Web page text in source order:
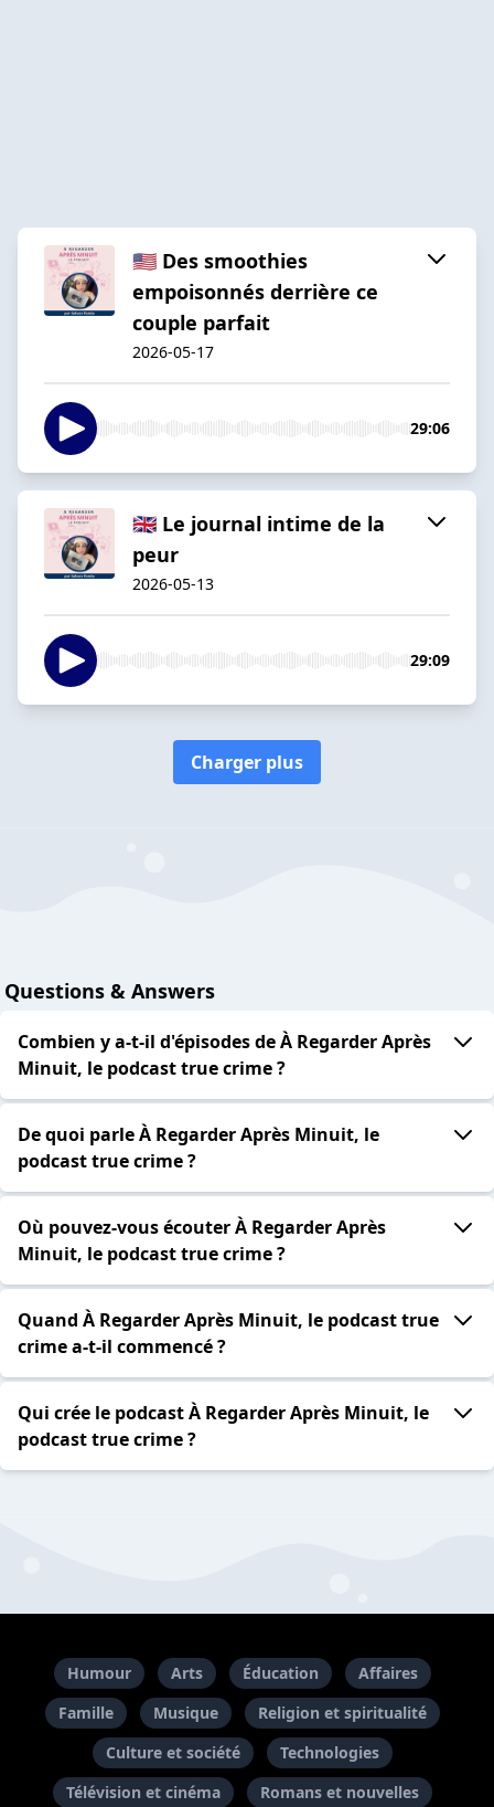
🇺🇸 Des smoothies
empoisonnés derrière ce
couple parfait
2026-05-17
29:06
🇬🇧 Le journal intime de la
peur
2026-05-13
29:09
Charger plus
Questions & Answers
Combien y a-t-il d'épisodes de À Regarder Après
Minuit, le podcast true crime ?
De quoi parle À Regarder Après Minuit, le
podcast true crime ?
Où pouvez-vous écouter À Regarder Après
Minuit, le podcast true crime ?
Quand À Regarder Après Minuit, le podcast true
crime a-t-il commencé ?
Qui crée le podcast À Regarder Après Minuit, le
podcast true crime ?
Humour Arts Éducation
Affaires
Famille
Musique
Religion et spiritualité
Culture et société
Technologies
Télévision et cinéma
Romans et nouvelles